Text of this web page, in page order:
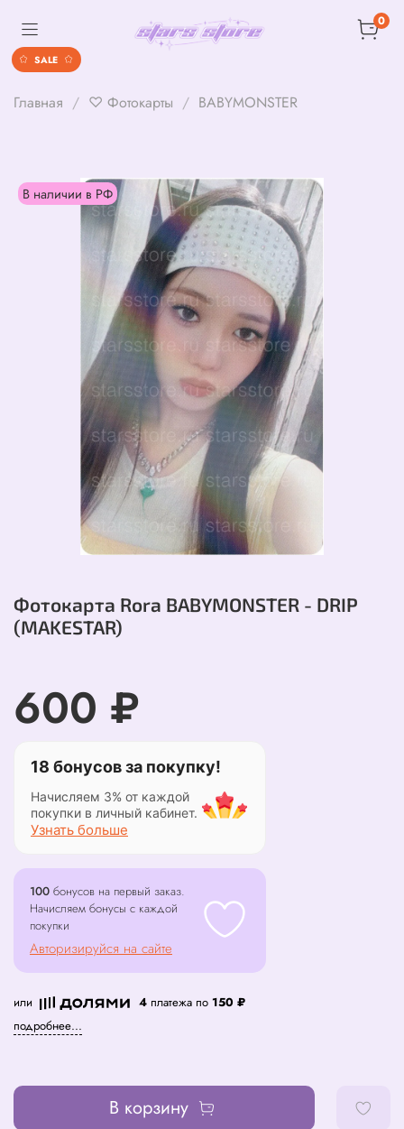
0
Главная ♡ Фотокарты BABYMONSTER
В наличии в РФ
Фотокарта Rora BABYMONSTER - DRIP
(MAKESTAR)
600 ₽
18 бонусов за покупку!
Начисляем 3% от каждой
покупки в личный кабинет.
Узнать больше
100 бонусов на первый заказ.
Начисляем бонусы с каждой
покупки
Авторизируйся на сайте
или 4 платежа по 150 ₽
подробнее...
В корзину